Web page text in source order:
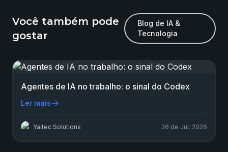
Você também pode
gostar
Blog de IA &
Tecnologia
Agentes de IA no trabalho: o sinal do Codex
Ler mais
Yaitec Solutions 26 de Jul. 2026